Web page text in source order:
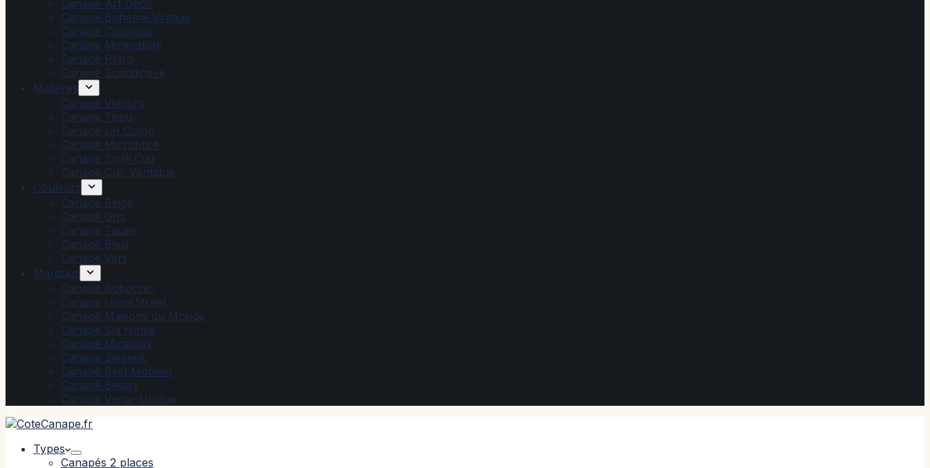
Canapé Art Déco
Canapé Bohème Vintage
Canapé Classique
Canapé Minimaliste
Canapé Rétro
Canapé Scandinave
Matières
Canapé Velours
Canapé Tissu
Canapé Lin Coton
Canapé Microfibre
Canapé Simili Cuir
Canapé Cuir Véritable
Couleurs
Canapé Beige
Canapé Gris
Canapé Taupe
Canapé Bleu
Canapé Vert
Marques
Canapé Bobochic
Canapé UsineStreet
Canapé Maisons du Monde
Canapé Sia Home
Canapé Micadoni
Canapé Sweeek
Canapé Best Mobilier
Canapé Beliani
Canapé Vente-Unique
Types
Canapés 2 places